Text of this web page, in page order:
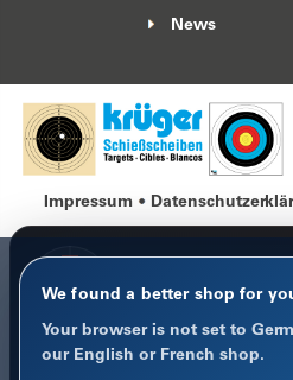
News
Impressum
We found a better shop for
Your browser is not set to
our English or French shop.
COOKIE-HINWEIS
Datenschutz im Fokus